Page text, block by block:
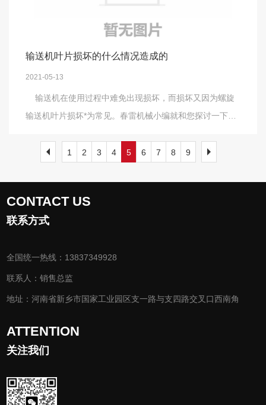
也易产生堵料，还会加大输送机的磨损，因此在给料过程
效果不相匹配，也易使输送机产生堵料问题，因此选择输
送机时要谨慎考虑，要选择和输送物料达到相匹配的效
果不进行进行必要的清理也会导致残留的大杂质或者纤维
的，因此为减少堵料故障的产生要尽量缩小悬挂轴承的横
向尺寸。 除了上述方法外，也可以安装料仓料位器和堵
端部，可以有效解决排料不畅问题，同时也可以在出料口
料槽端部安装一小段反旋向叶片。这些都可以有效防止端
部出现堵料故障。 如果选用的是管式螺旋输送机，可以
开，就可以清理物料了。
输送机叶片损坏的什么情况造成的
2021-05-13
输送机在使用过程中难免出现损坏，而损坏又因为螺旋
输送机叶片损坏*为常见。春雷机械小编就和您探讨一下关
般磨损的部件是，吊轴承，螺旋端头和螺旋叶片，这几部
送机螺旋叶片损坏都有哪些方面的原因。 输送机一般不
容易发生堵塞现象或者排料口不出料，可以低速运转，降
装，超长距离输送物料。但是有些时候生活垃圾，有机植
物输送时，也会造成螺旋叶片的损坏。 螺旋叶片制作的
厚一点也就更加的耐磨耐用，适合输送物料，螺旋叶片磨
洞形成裂纹的数量也越多。 我们都了解输送机不仅仅是
在传送带上面进行物料的输送，还会进行货物的搬运，这
垂直输送，当然也能组成空间上的输送。所以输送机不论
是在行业上面还是在生活上面它的使用时很广泛。
1 2 3 4 5 6 7 8 9
CONTACT US
联系方式
全国统一热线：13837349928
联系人：销售总监
地址：河南省新乡市国家工业园区支一路与支四路交叉口西南角
ATTENTION
关注我们